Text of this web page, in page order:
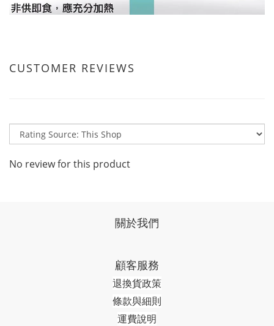
CUSTOMER REVIEWS
No review for this product
關於我們
顧客服務
退換貨政策
條款與細則
運費說明